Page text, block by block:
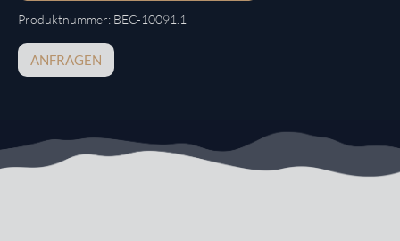
Produktnummer: BEC-10091.1
ANFRAGEN